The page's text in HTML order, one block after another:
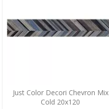
Just Color Decori Chevron Mix
Cold 20x120